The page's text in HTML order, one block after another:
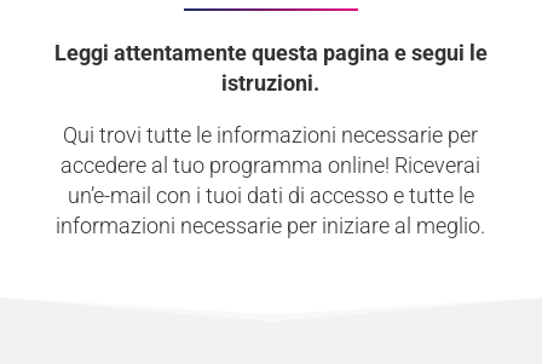
Leggi attentamente questa pagina e segui le
istruzioni.
Qui trovi tutte le informazioni necessarie per
accedere al tuo programma online! Riceverai
un’e-mail con i tuoi dati di accesso e tutte le
informazioni necessarie per iniziare al meglio.